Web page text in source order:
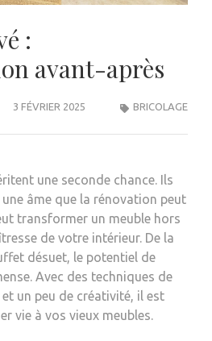
:
avant-après
3 FÉVRIER 2025 BRICOLAGE
une seconde chance. Ils
âme que la rénovation peut
transformer un meuble hors
de votre intérieur. De la
désuet, le potentiel de
Avec des techniques de
un peu de créativité, il est
vie à vos vieux meubles.